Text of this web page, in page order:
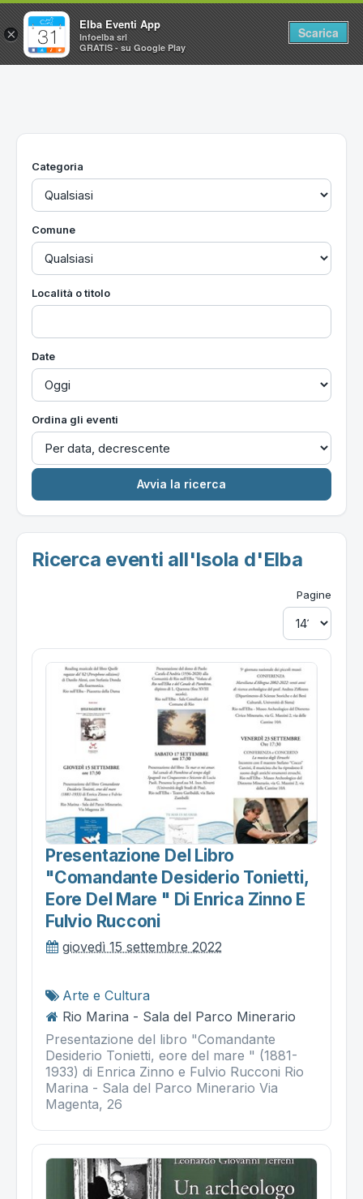
Home
Utilità
Categoria
Comune
Località o titolo
Date
Ordina gli eventi
Ricerca eventi all'Isola d'Elba
Pagine
Presentazione Del Libro
"comandante Desiderio Tonietti,
Eore Del Mare " Di Enrica Zinno E
Fulvio Rucconi
giovedì 15 settembre 2022
Arte e Cultura
Rio Marina - Sala del Parco Minerario
Presentazione del libro "Comandante
Desiderio Tonietti, eore del mare " (1881-
1933) di Enrica Zinno e Fulvio Rucconi Rio
Marina - Sala del Parco Minerario Via
Magenta, 26
×
Elba Eventi App
Infoelba srl
GRATIS - su Google Play
Scarica